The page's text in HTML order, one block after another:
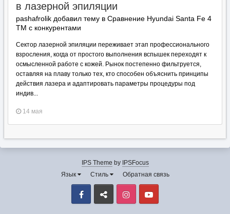
в лазерной эпиляции
pashafrolik добавил тему в Сравнение Hyundai Santa Fe 4
TM с конкурентами
Сектор лазерной эпиляции переживает этап профессионального
взросления, когда от простого выполнения вспышек переходят к
осмысленной работе с кожей. Рынок постепенно фильтруется,
оставляя на плаву только тех, кто способен объяснить принципы
действия лазера и адаптировать параметры процедуры под
индив...
14 мая
IPS Theme by IPSFocus
Язык
Стиль Обратная связь
Facebook VK Instagram